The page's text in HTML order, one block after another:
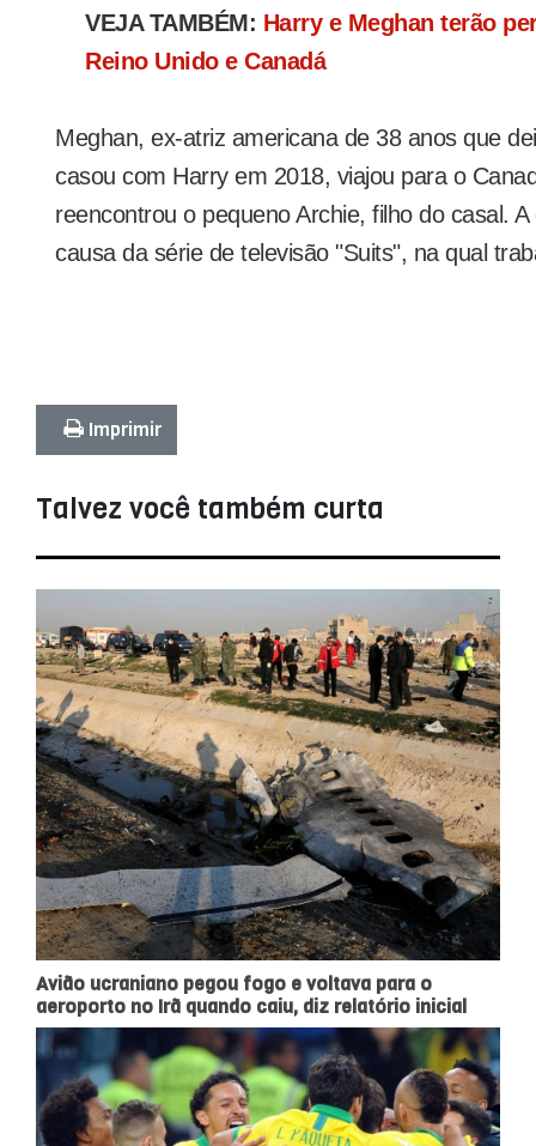
VEJA TAMBÉM: Harry e Meghan terão
Reino Unido e Canadá
Meghan, ex-atriz americana de 38 anos que
casou com Harry em 2018, viajou para o
reencontrou o pequeno Archie, filho do casal.
causa da série de televisão "Suits", na qual
Imprimir
Talvez você também curta
Avião ucraniano pegou fogo e voltava para o
aeroporto no Irã quando caiu, diz relatório inicial